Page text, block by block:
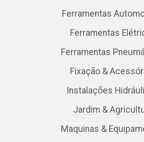
Ferramentas
Ferramentas
Ferramentas
Fixação &
Instalações
Jardim &
Maquinas &